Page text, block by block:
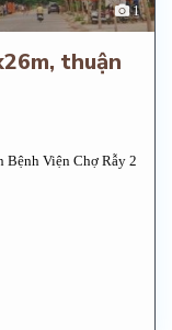
1
thuận
Bệnh Viện Chợ Rẫy 2